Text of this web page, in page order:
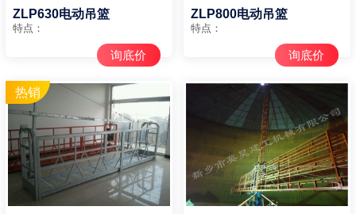
ZLP630电动吊篮
特点：
询底价
ZLP800电动吊篮
特点：
询底价